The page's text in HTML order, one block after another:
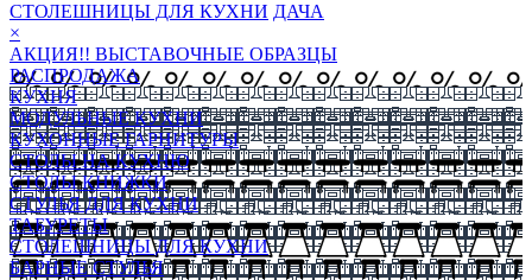
СТОЛЕШНИЦЫ ДЛЯ КУХНИ ДАЧА
×
АКЦИЯ!! ВЫСТАВОЧНЫЕ ОБРАЗЦЫ
РАСПРОДАЖА
КУХНЯ
МОДУЛЬНЫЕ КУХНИ
КУХОННЫЕ ГАРНИТУРЫ
СТОЛЫ НА КУХНЮ
СТОЛЫ КНИЖКИ
СТУЛЬЯ ДЛЯ КУХНИ
ТАБУРЕТЫ
СТОЛЕШНИЦЫ ДЛЯ КУХНИ
БАРНЫЕ СТУЛЬЯ